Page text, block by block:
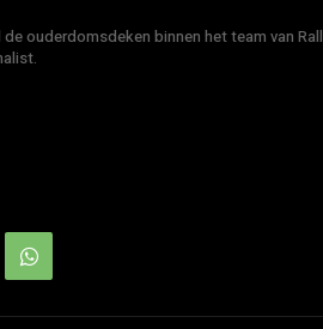
ouderdomsdeken binnen het team van